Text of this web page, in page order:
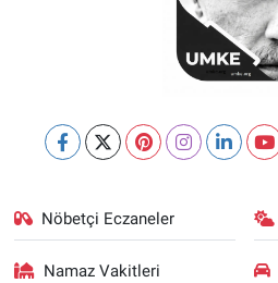
Nöbetçi Eczaneler
Namaz Vakitleri